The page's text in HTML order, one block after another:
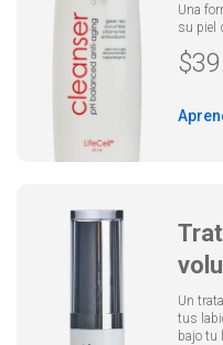
Una
su piel
$
Un
tus
bajo tu